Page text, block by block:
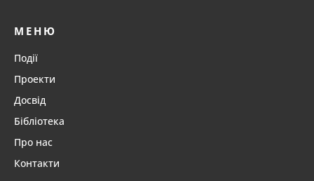
МЕНЮ
Події
Проекти
Досвід
Бібліотека
Про нас
Контакти